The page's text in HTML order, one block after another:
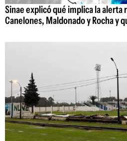
Sinae explicó qué implica la alerta
Canelones, Maldonado y Rocha y